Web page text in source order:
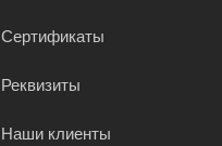
Сертификаты
Реквизиты
Наши клиенты